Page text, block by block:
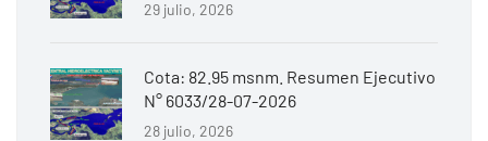
29 julio, 2026
Cota: 82.95 msnm. Resumen Ejecutivo
N° 6033/28-07-2026
28 julio, 2026